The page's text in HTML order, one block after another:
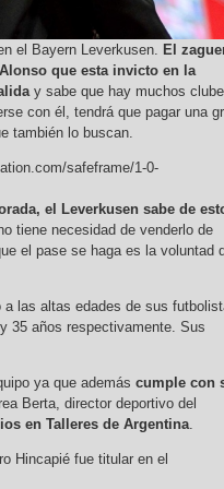
el Bayern Leverkusen. El
que esta invicto en la
y sabe que hay muchos
con él, tendrá que pagar una
también lo buscan.
safeframe/1-0-
el Leverkusen sabe de
tiene necesidad de venderlo de
el pase se haga es la voluntad
a las altas edades de sus
35 años respectivamente. Sus
ya que además cumple con
Berta, director deportivo del
en Talleres de Argentina.
Hincapié fue titular en el